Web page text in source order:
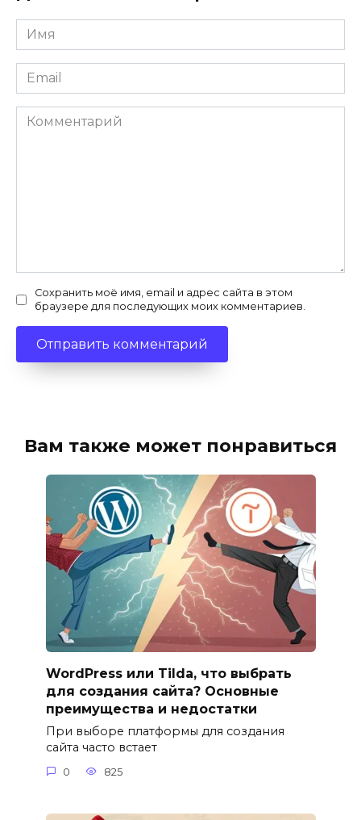
Имя
Email
Комментарий
Сохранить моё имя, email и адрес сайта в этом
браузере для последующих моих комментариев.
Вам также может понравиться
WordPress или Tilda, что выбрать
для создания сайта? Основные
преимущества и недостатки
При выборе платформы для создания
сайта часто встает
0 825